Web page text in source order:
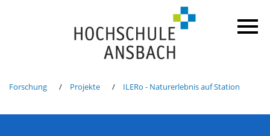
Forschung Projekte ILERo - Naturerlebnis auf Station